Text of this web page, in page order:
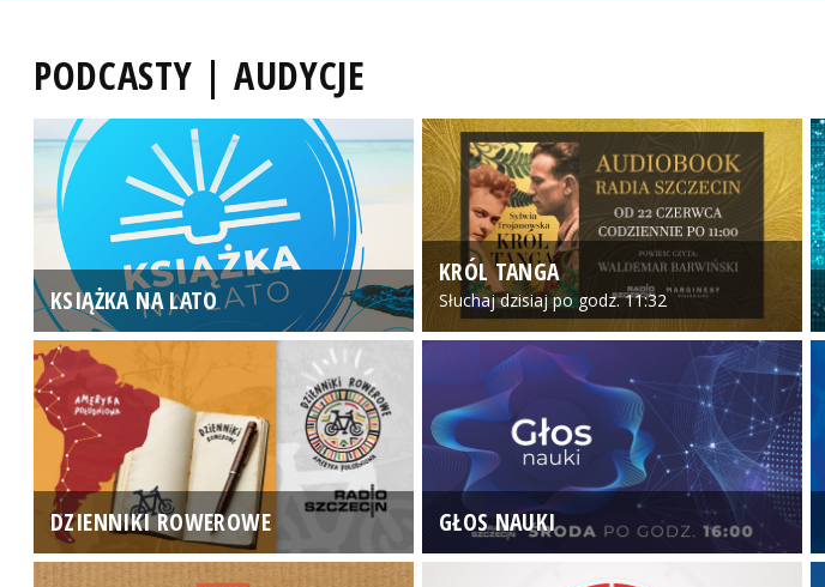
PODCASTY | AUDYCJE
KSIĄŻKA NA LATO
KRÓL TANGA
Słuchaj dzisiaj po godz. 11:32
DZIENNIKI ROWEROWE GŁOS NAUKI